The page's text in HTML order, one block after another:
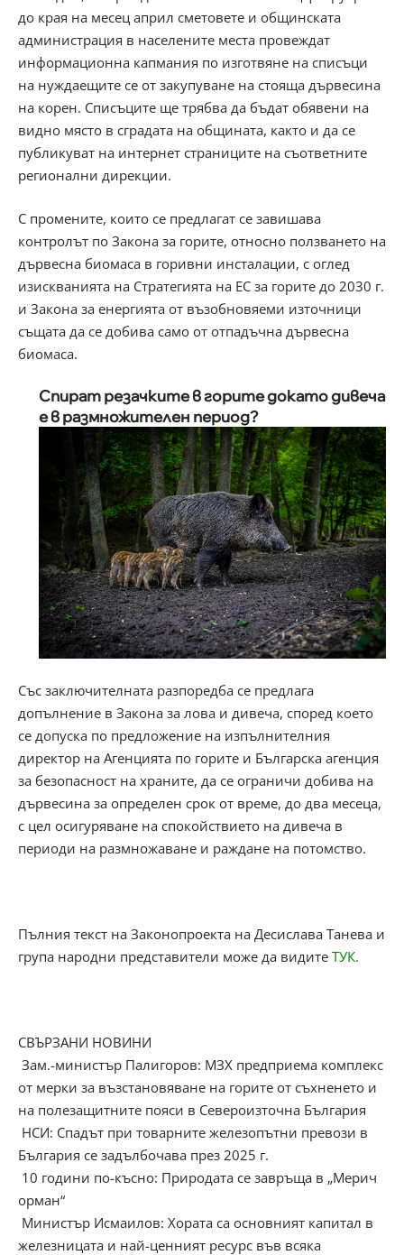
до края на месец април сметовете и общинската
администрация в населените места провеждат
информационна капмания по изготвяне на списъци
на нуждаещите се от закупуване на стояща дървесина
на корен. Списъците ще трябва да бъдат обявени на
видно място в сградата на общината, както и да се
публикуват на интернет страниците на съответните
регионални дирекции.
С промените, които се предлагат се завишава
контролът по Закона за горите, относно ползването на
дървесна биомаса в горивни инсталации, с оглед
изискванията на Стратегията на ЕС за горите до 2030 г.
и Закона за енергията от възобновяеми източници
същата да се добива само от отпадъчна дървесна
биомаса.
Спират резачките в горите докато дивеча
е в размножителен период?
Със заключителната разпоредба се предлага
допълнение в Закона за лова и дивеча, според което
се допуска по предложение на изпълнителния
директор на Агенцията по горите и Българска агенция
за безопасност на храните, да се ограничи добива на
дървесина за определен срок от време, до два месеца,
с цел осигуряване на спокойствието на дивеча в
периоди на размножаване и раждане на потомство.
Пълния текст на Законопроекта на Десислава Танева и
група народни представители може да видите ТУК.
СВЪРЗАНИ НОВИНИ
Зам.-министър Палигоров: МЗХ предприема комплекс
от мерки за възстановяване на горите от съхненето и
на полезащитните пояси в Североизточна България
НСИ: Спадът при товарните железопътни превози в
България се задълбочава през 2025 г.
10 години по-късно: Природата се завръща в „Мерич
орман“
Министър Исмаилов: Хората са основният капитал в
железницата и най-ценният ресурс във всяка